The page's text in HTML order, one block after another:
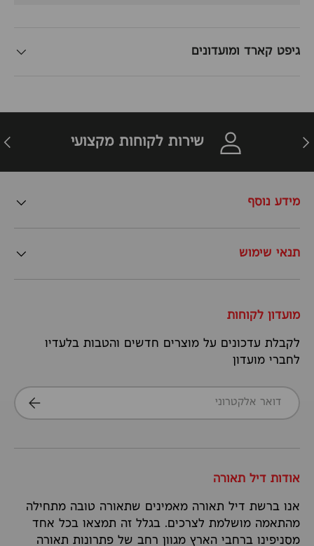
גיפט קארד ומועדונים
חזרה שירות לקוחות מקצועי
מידע נוסף
תנאי שימוש
מועדון לקוחות
לקבלת עדכונים על מוצרים חדשים והטבות בלעדיו
לחברי מועדון
דואר אלקטרוני
הרשמה
אודות דיל תאורה
אנו ברשת דיל תאורה מאמינים שתאורה טובה מתחילה
מהתאמה מושלמת לצרכים. בגלל זה תמצאו בכל אחד
מסניפינו ברחבי הארץ מגוון רחב של פתרונות תאורה